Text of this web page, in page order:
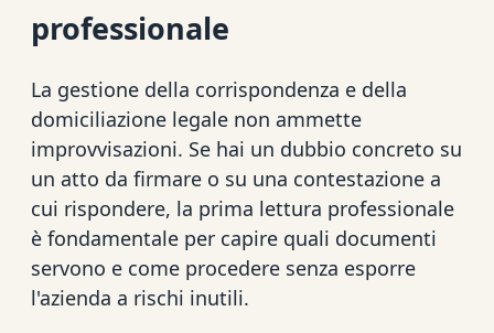
professionale
La gestione della corrispondenza e della
domiciliazione legale non ammette
improvvisazioni. Se hai un dubbio concreto su
un atto da firmare o su una contestazione a
cui rispondere, la prima lettura professionale
è fondamentale per capire quali documenti
servono e come procedere senza esporre
l'azienda a rischi inutili.